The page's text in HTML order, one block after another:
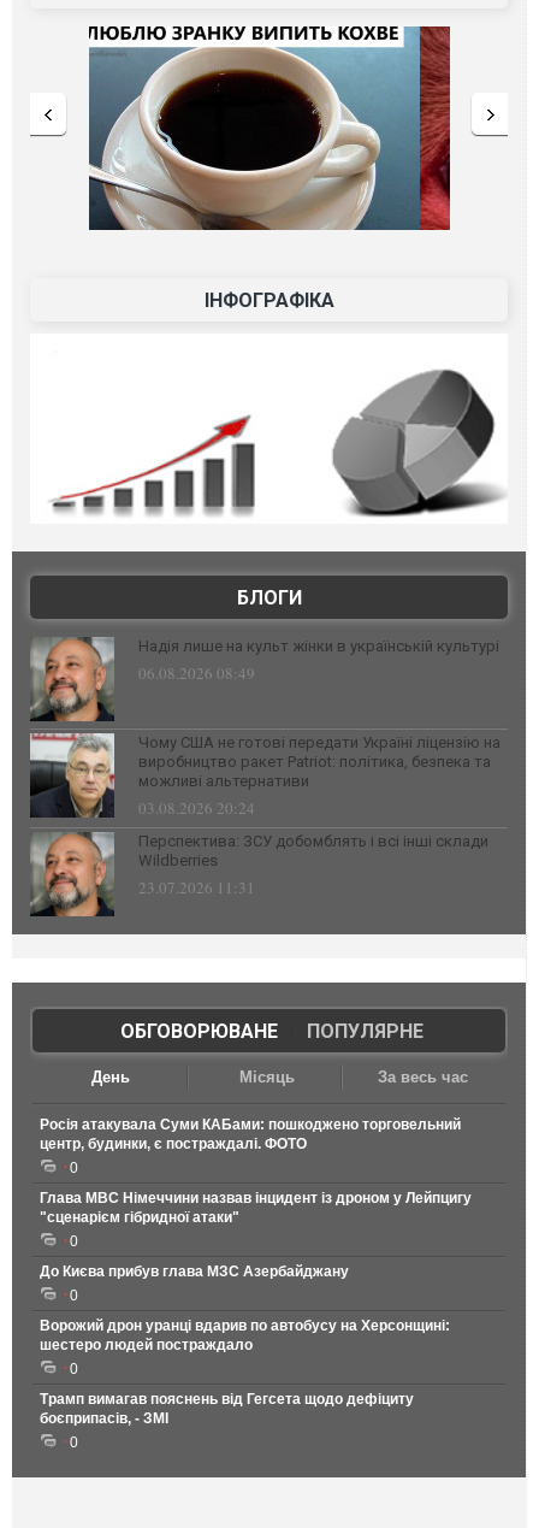
ІНФОГРАФІКА
БЛОГИ
Надія лише на культ жінки в українській культурі
06.08.2026 08:49
Чому США не готові передати Україні ліцензію на
виробництво ракет Patriot: політика, безпека та
можливі альтернативи
03.08.2026 20:24
Перспектива: ЗСУ добомблять і всі інші склади
Wildberries
23.07.2026 11:31
ОБГОВОРЮВАНЕ| ПОПУЛЯРНЕ
День Місяць За весь час
Росія атакувала Суми КАБами: пошкоджено торговельний
центр, будинки, є постраждалі. ФОТО
0
Глава МВС Німеччини назвав інцидент із дроном у Лейпцигу
"сценарієм гібридної атаки"
0
До Києва прибув глава МЗС Азербайджану
0
Ворожий дрон уранці вдарив по автобусу на Херсонщині:
шестеро людей постраждало
0
Трамп вимагав пояснень від Гегсета щодо дефіциту
боєприпасів, - ЗМІ
0